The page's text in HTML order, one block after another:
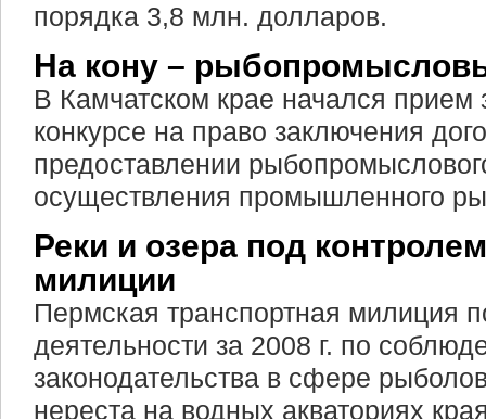
порядка 3,8 млн. долларов.
На кону –
В Камчатском крае начался прием
конкурсе на право заключения
предоставлении
осуществления промышленного
Реки и озера под
милиции
Пермская транспортная милиция
деятельности за 2008 г. по
законодательства в сфере
нереста на водных акваториях